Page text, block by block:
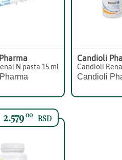
N pasta 15 ml
Candioli
Candioli
Candioli
2.57900 RSD